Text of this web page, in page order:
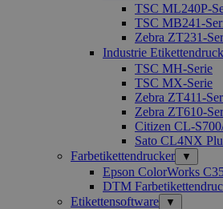
TSC ML240P-
TSC MB241-
Zebra ZT231-
Industrie
TSC MH-Serie
TSC MX-Serie
Zebra ZT411-
Zebra ZT610-
Citizen CL-
Sato CL4NX
Farbetikettendrucker
▼
Epson ColorWorks
DTM
Etikettensoftware
▼